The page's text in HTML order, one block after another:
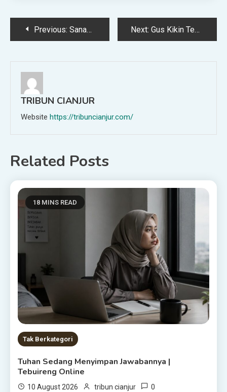
PostPrevious: Sanad dalam Agama Bukan Sekadar Syarat Next: Gus Kikin Tegaskan Komitmen Tebuireng Jaga Tradisi Ngaji Shahih Bukhari-Muslim
TRIBUN CIANJUR
Website https://tribuncianjur.com/
Related Posts
18 MINS READ
Tak Berkategori
Tuhan Sedang Menyimpan Jawabannya |
Tebuireng Online
10 August 2026 tribun cianjur 0